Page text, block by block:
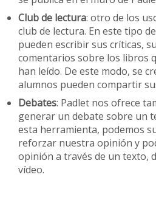
Club de lectura: otro de los
club de lectura. En este tipo
pueden escribir sus críticas,
comentarios sobre los libros
han leído. De este modo, se
alumnos pueden compartir
Debates: Padlet nos ofrece
generar un debate sobre un
esta herramienta, podemos
reforzar nuestra opinión y
opinión a través de un texto,
vídeo.